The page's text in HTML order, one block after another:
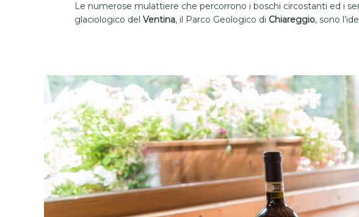
Le numerose mulattiere che percorrono i boschi circostanti ed i
glaciologico del Ventina, il Parco Geologico di Chiareggio, sono